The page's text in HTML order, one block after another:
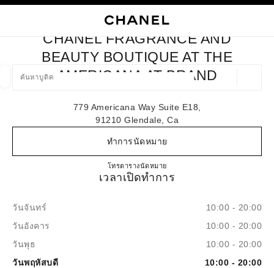
ค้นหาบูติค
ปิดการ์ดบูติก CHANEL FRAGRANCE AND BEAUTY BOUTIQUE
CHANEL FRAGRANCE AND
BEAUTY BOUTIQUE AT THE
AMERICANA AT BRAND
779 Americana Way Suite E18,
91210 Glendale, Ca
ทำการนัดหมาย
โทร747.330.0041
ตารางนัดหมายCHANEL Fragrance and Beauty
เวลาเปิดทำการ
วันจันทร์
10:00 - 20:00
วันอังคาร
10:00 - 20:00
วันพุธ
10:00 - 20:00
วันพฤหัสบดี
10:00 - 20:00
แฟชั่น แว่น นาฬิกาและเครื่องประดับอัญมณี น้ำ